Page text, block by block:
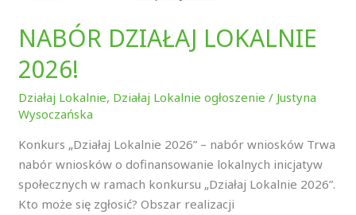
NABÓR DZIAŁAJ LOKALNIE
2026!
Działaj Lokalnie, Działaj Lokalnie ogłoszenie / Justyna
Wysoczańska
Konkurs „Działaj Lokalnie 2026” – nabór wniosków Trwa
nabór wniosków o dofinansowanie lokalnych inicjatyw
społecznych w ramach konkursu „Działaj Lokalnie 2026”.
Kto może się zgłosić? Obszar realizacji